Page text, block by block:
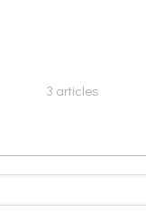
3 articles